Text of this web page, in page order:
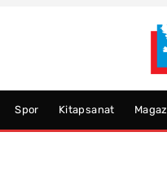
Spor Kitapsanat